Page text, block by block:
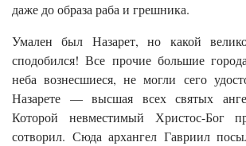
даже до образа раба и грешника.
Умален был Назарет, но какой
сподобился! Все прочие большие
неба вознесшиеся, не могли сего
Назарете — высшая всех святых
Которой невместимый Христос-Бог
сотворил. Сюда архангел Гавриил